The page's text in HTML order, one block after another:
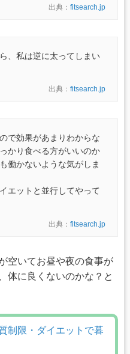
出典： fitsearch.jp
、私は逆に太ってしまい
出典： fitsearch.jp
で効果があまりわからな
かり食べる方がいいのか
働かないような気がしま
エットと並行してやって
出典： fitsearch.jp
空いてお昼や夜の食事が
体に良くないのかな？と
制限・ダイエットで暮